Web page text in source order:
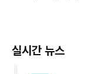
실시간 뉴스